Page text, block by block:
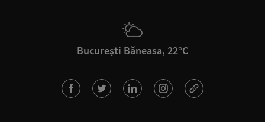
București Băneasa, 22°C